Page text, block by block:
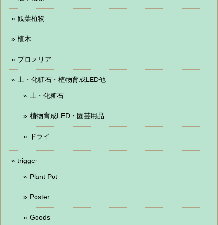
観葉植物
植木
ブロメリア
土・化粧石・植物育成LED他
土・化粧石
植物育成LED・園芸用品
ドライ
trigger
Plant Pot
Poster
Goods